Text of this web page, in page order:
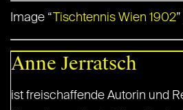
Image “Tischtennis Wien 1902
Anne Jerratsch
ist freischaffende Autorin und